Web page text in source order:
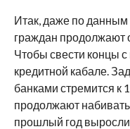
Итак, даже по
граждан продолжают
Чтобы свести концы
кредитной кабале.
банками стремится к
продолжают
прошлый год